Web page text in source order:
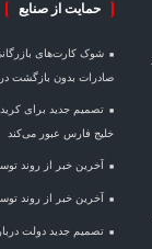
حمایت از صنایع
صادرات بدون بازگشت
تصمیم جدید برای
خلیج فارس عبور می‌کند
آخرین خبر از روند
آخرین خبر از روند
تصمیم جدید دولت